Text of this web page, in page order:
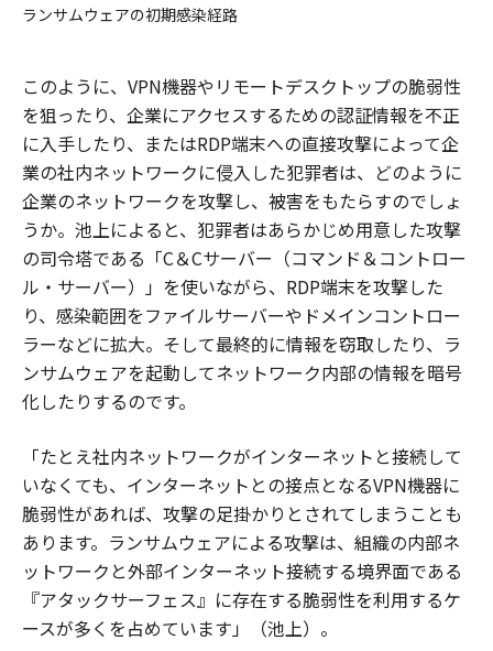
ランサムウェアの初期感染経路
このように、VPN機器やリモートデスクトップの脆弱性
を狙ったり、企業にアクセスするための認証情報を不正
に入手したり、またはRDP端末への直接攻撃によって企
業の社内ネットワークに侵入した犯罪者は、どのように
企業のネットワークを攻撃し、被害をもたらすのでしょ
うか。池上によると、犯罪者はあらかじめ用意した攻撃
の司令塔である「C＆Cサーバー（コマンド＆コントロー
ル・サーバー）」を使いながら、RDP端末を攻撃した
り、感染範囲をファイルサーバーやドメインコントロー
ラーなどに拡大。そして最終的に情報を窃取したり、ラ
ンサムウェアを起動してネットワーク内部の情報を暗号
化したりするのです。
「たとえ社内ネットワークがインターネットと接続して
いなくても、インターネットとの接点となるVPN機器に
脆弱性があれば、攻撃の足掛かりとされてしまうことも
あります。ランサムウェアによる攻撃は、組織の内部ネ
ットワークと外部インターネット接続する境界面である
『アタックサーフェス』に存在する脆弱性を利用するケ
ースが多くを占めています」（池上）。